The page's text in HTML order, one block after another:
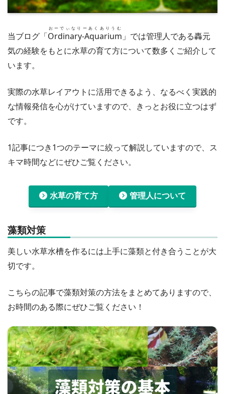
当ブログ「Ordinary-Aquarium
おーでぃなりーあくありうむ
」では管理人である轟元
気の経験をもとに水草の育て方について数多くご紹介して
います。
実際の水草レイアウトに活用できるよう、なるべく実践的
な情報発信を心がけていますので、きっとお役に立つはず
です。
1記事につき1つのテーマに絞って解説していますので、ス
キマ時間などにぜひご覧ください。
水草の育て方 管理人について
藻類対策
美しい水草水槽を作るには上手に藻類と付き合うことが大
切です。
こちらの記事で藻類対策の方法をまとめてありますので、
お時間のある際にぜひご覧ください！